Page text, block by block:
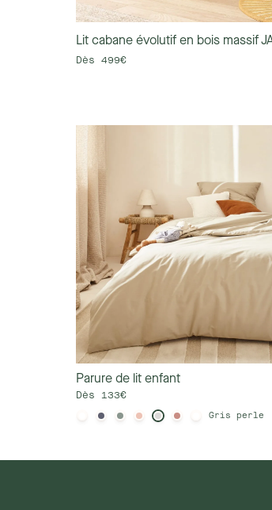
Lit cabane évolutif en bois massif
Dès 499€
Parure de lit enfant
Dès 133€
Gris perle